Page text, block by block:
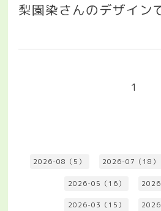
梨園染さんのデザイン
1
2026-08（5） 2026-07（18）
2026-05（16）
2026-03（15）